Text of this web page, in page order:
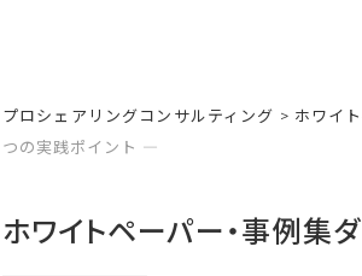
プロシェアリングコンサルティング > ホワイ
つの実践ポイント ―
ホワイトペーパー・事例集